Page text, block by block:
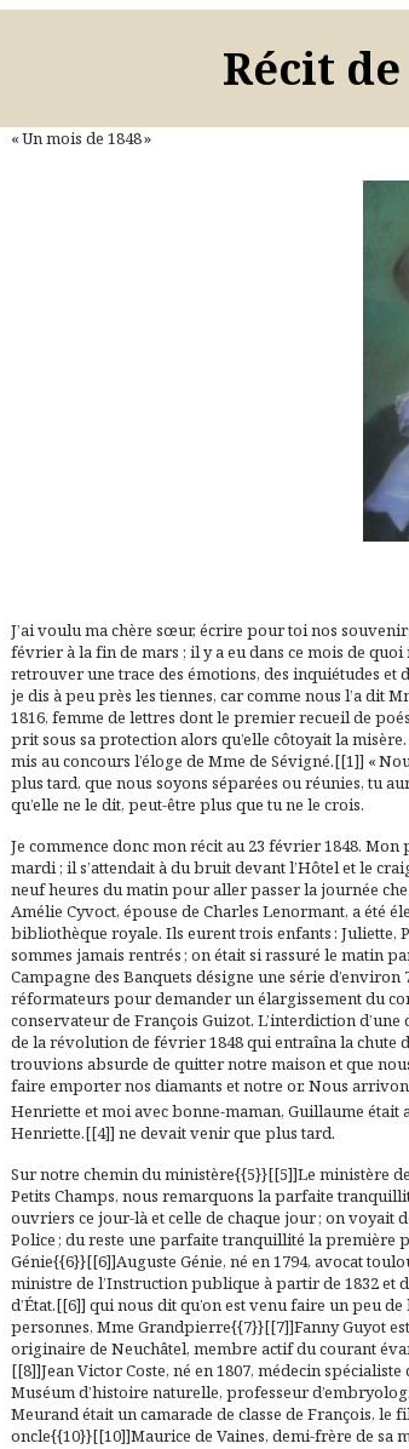
Récit
« Un mois de 1848 »
J’ai voulu ma chère sœur, écrire pour toi nos
février à la fin de mars ; il y a eu dans ce mois de
retrouver une trace des émotions, des inquiétudes et
je dis à peu près les tiennes, car comme nous l’a dit
1816, femme de lettres dont le premier recueil de
prit sous sa protection alors qu’elle côtoyait la
mis au concours l’éloge de Mme de Sévigné.[[1]] «
plus tard, que nous soyons séparées ou réunies, tu
qu’elle ne le dit, peut-être plus que tu ne le crois.
Je commence donc mon récit au 23 février 1848.
mardi ; il s’attendait à du bruit devant l’Hôtel et le
neuf heures du matin pour aller passer la journée
Amélie Cyvoct, épouse de Charles Lenormant, a été
bibliothèque royale. Ils eurent trois enfants : Juliette,
sommes jamais rentrés ; on était si rassuré le matin
Campagne des Banquets désigne une série
réformateurs pour demander un élargissement du
conservateur de François Guizot. L’interdiction
de la révolution de février 1848 qui entraîna la chute
trouvions absurde de quitter notre maison et que
faire emporter nos diamants et notre or. Nous
Henriette et moi avec bonne-maman, Guillaume était
Henriette.[[4]] ne devait venir que plus tard.
Sur notre chemin du ministère{{5}}[[5]]Le ministère
Petits Champs, nous remarquons la parfaite
ouvriers ce jour-là et celle de chaque jour ; on voyait
Police ; du reste une parfaite tranquillité la première
Génie{{6}}[[6]]Auguste Génie, né en 1794, avocat
ministre de l’Instruction publique à partir de 1832 et
d’État.[[6]] qui nous dit qu’on est venu faire un peu
personnes, Mme Grandpierre{{7}}[[7]]Fanny Guyot
originaire de Neuchâtel, membre actif du courant
[[8]]Jean Victor Coste, né en 1807, médecin
Muséum d’histoire naturelle, professeur
Meurand était un camarade de classe de François, le
oncle{{10}}[[10]]Maurice de Vaines, demi-frère de sa